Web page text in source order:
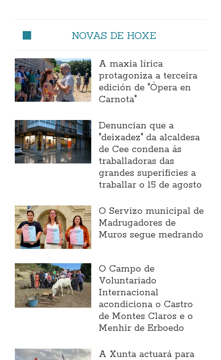
NOVAS DE HOXE
A maxia lírica
protagoniza a terceira
edición de "Ópera en
Carnota"
Denuncian que a
"deixadez" da alcaldesa
de Cee condena ás
traballadoras das
grandes superificies a
traballar o 15 de agosto
O Servizo municipal de
Madrugadores de
Muros segue medrando
O Campo de
Voluntariado
Internacional
acondiciona o Castro
de Montes Claros e o
Menhir de Erboedo
A Xunta actuará para